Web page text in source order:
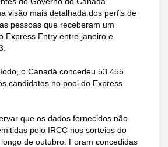
visão mais detalhada dos perfis de
pessoas que receberam um
Express Entry entre janeiro e
o Canadá concedeu 53.455
candidatos no pool do Express
que os dados fornecidos não
pelo IRCC nos sorteios do
de outubro. Foram concedidas